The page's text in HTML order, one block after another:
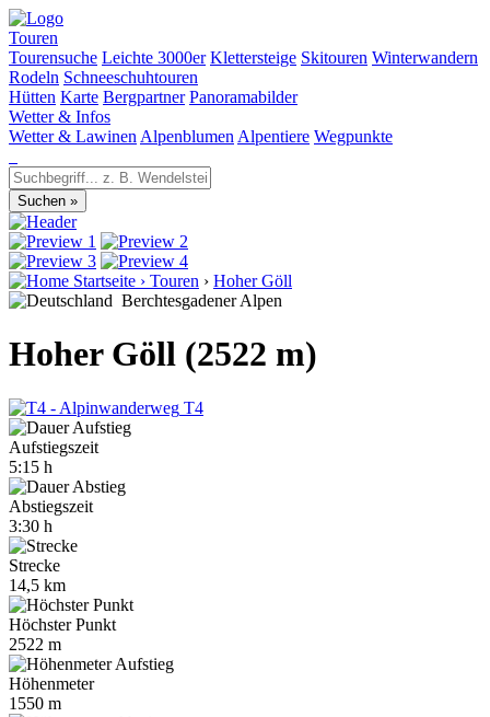
Touren
Tourensuche Leichte 3000er Klettersteige Skitouren Winterwandern
Rodeln Schneeschuhtouren
Hütten Karte Bergpartner Panoramabilder
Wetter & Infos
Wetter & Lawinen Alpenblumen Alpentiere Wegpunkte
Startseite › Touren › Hoher Göll
Berchtesgadener Alpen
Hoher Göll (2522 m)
T4
Aufstiegszeit
5:15 h
Abstiegszeit
3:30 h
Strecke
14,5 km
Höchster Punkt
2522 m
Höhenmeter
1550 m